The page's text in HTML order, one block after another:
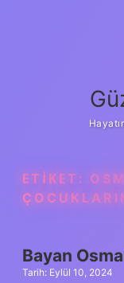
ETIKET:
Bayan
Tarih: Eylül 10, 2024